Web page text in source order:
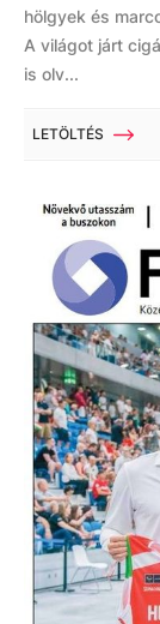
hölgyek és
A világot járt
is olv...
LETÖLTÉS